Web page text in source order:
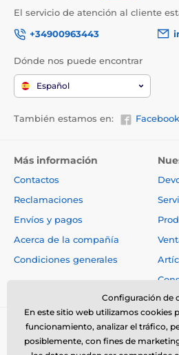
El servicio de atención al cliente
+34900963443
Dónde nos puede encontrar
Español
También estamos en: Facebook
Más información
Contactos
Reclamaciones
Envíos y pagos
Acerca de la compañía
Condiciones generales
Configuración de
En este sitio web utilizamos cookies
funcionamiento, analizar el tráfico,
posiblemente, con fines de